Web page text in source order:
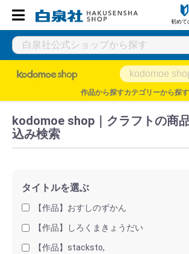
初めて
作品から探すカテゴリーから探す
白泉社公式ショップ HAKUSENSHA SHOP
kodomoe shop｜クラフトの商
込み検索
タイトルを選ぶ
【作品】おすしのずかん
【作品】しろくまきょうだい
【作品】stacksto,